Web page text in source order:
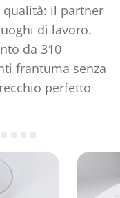
il partner
di lavoro.
da 310
frantuma senza
perfetto